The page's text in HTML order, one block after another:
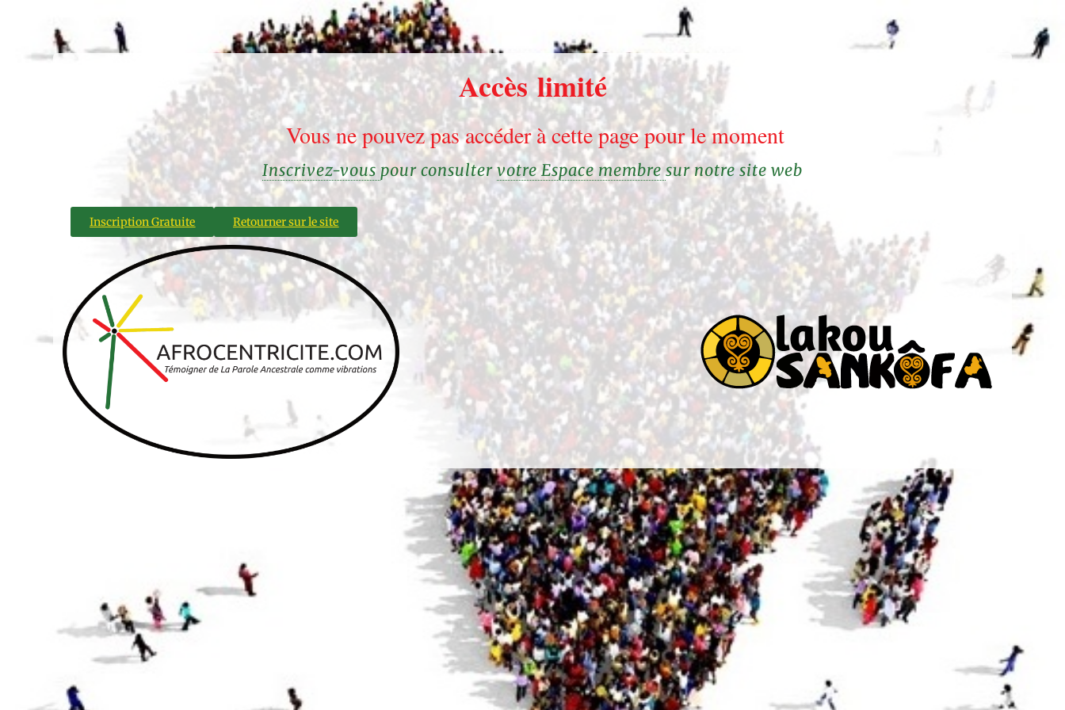
Accès limité
Vous ne pouvez pas accéder à cette page pour le moment
Inscrivez-vous pour consulter votre Espace membresur notre site web
Inscription Gratuite Retourner sur le site